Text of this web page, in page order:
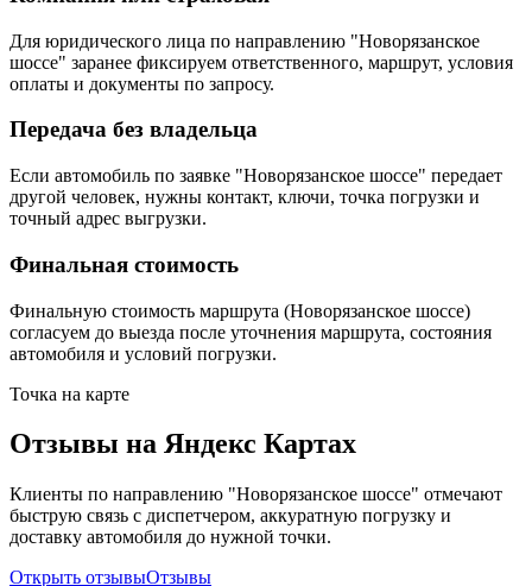
Для юридического лица по направлению "Новорязанское
шоссе" заранее фиксируем ответственного, маршрут, условия
оплаты и документы по запросу.
Передача без владельца
Если автомобиль по заявке "Новорязанское шоссе" передает
другой человек, нужны контакт, ключи, точка погрузки и
точный адрес выгрузки.
Финальная стоимость
Финальную стоимость маршрута (Новорязанское шоссе)
согласуем до выезда после уточнения маршрута, состояния
автомобиля и условий погрузки.
Точка на карте
Отзывы на Яндекс Картах
Клиенты по направлению "Новорязанское шоссе" отмечают
быструю связь с диспетчером, аккуратную погрузку и
доставку автомобиля до нужной точки.
Открыть отзывыОтзывы